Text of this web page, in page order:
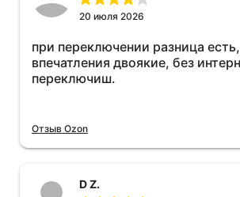
20 июля 2026
при переключении разница
впечатления двоякие, без
переключиш.
Отзыв Ozon
D Z.